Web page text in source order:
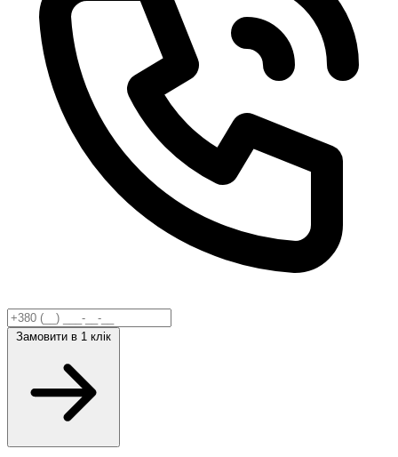
Замовити в 1 клік